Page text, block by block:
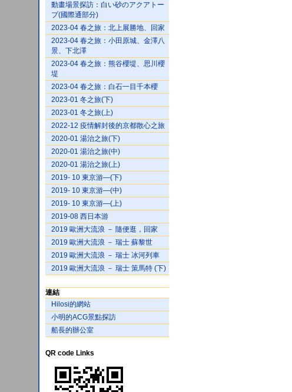
動畫場景探訪：白い砂のアクアトー
プ(國際通部分)
2023-04 春之旅：北上展勝地、回家
2023-04 春之旅：小田原城、金澤八
景、下北澤
2023-04 春之旅：熊谷櫻堤、思川櫻
堤
2023-04 春之旅：白石一目千本櫻
2023-01 冬之旅(下)
2023-01 冬之旅(上)
2022-12 疫情解封後的京都散心之旅
2020-01 湯治之旅(下)
2020-01 湯治之旅(中)
2020-01 湯治之旅(上)
2019- 10 東京游—(下)
2019- 10 東京游—(中)
2019- 10 東京游—(上)
2019-08 西日本游
2019 歐洲大流浪 － 隨便逛，回家
2019 歐洲大流浪 － 瑞士 蘇黎世
2019 歐洲大流浪 － 瑞士 冰河列車
2019 歐洲大流浪 － 瑞士 策馬特 (下)
連結
Hilosi的網站
小明的ACG景點探訪
船長的辦公室
QR code Links